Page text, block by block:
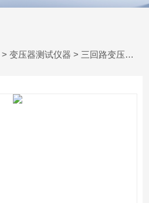
>变压器测试仪器 > 三回路变压器直流电阻测试